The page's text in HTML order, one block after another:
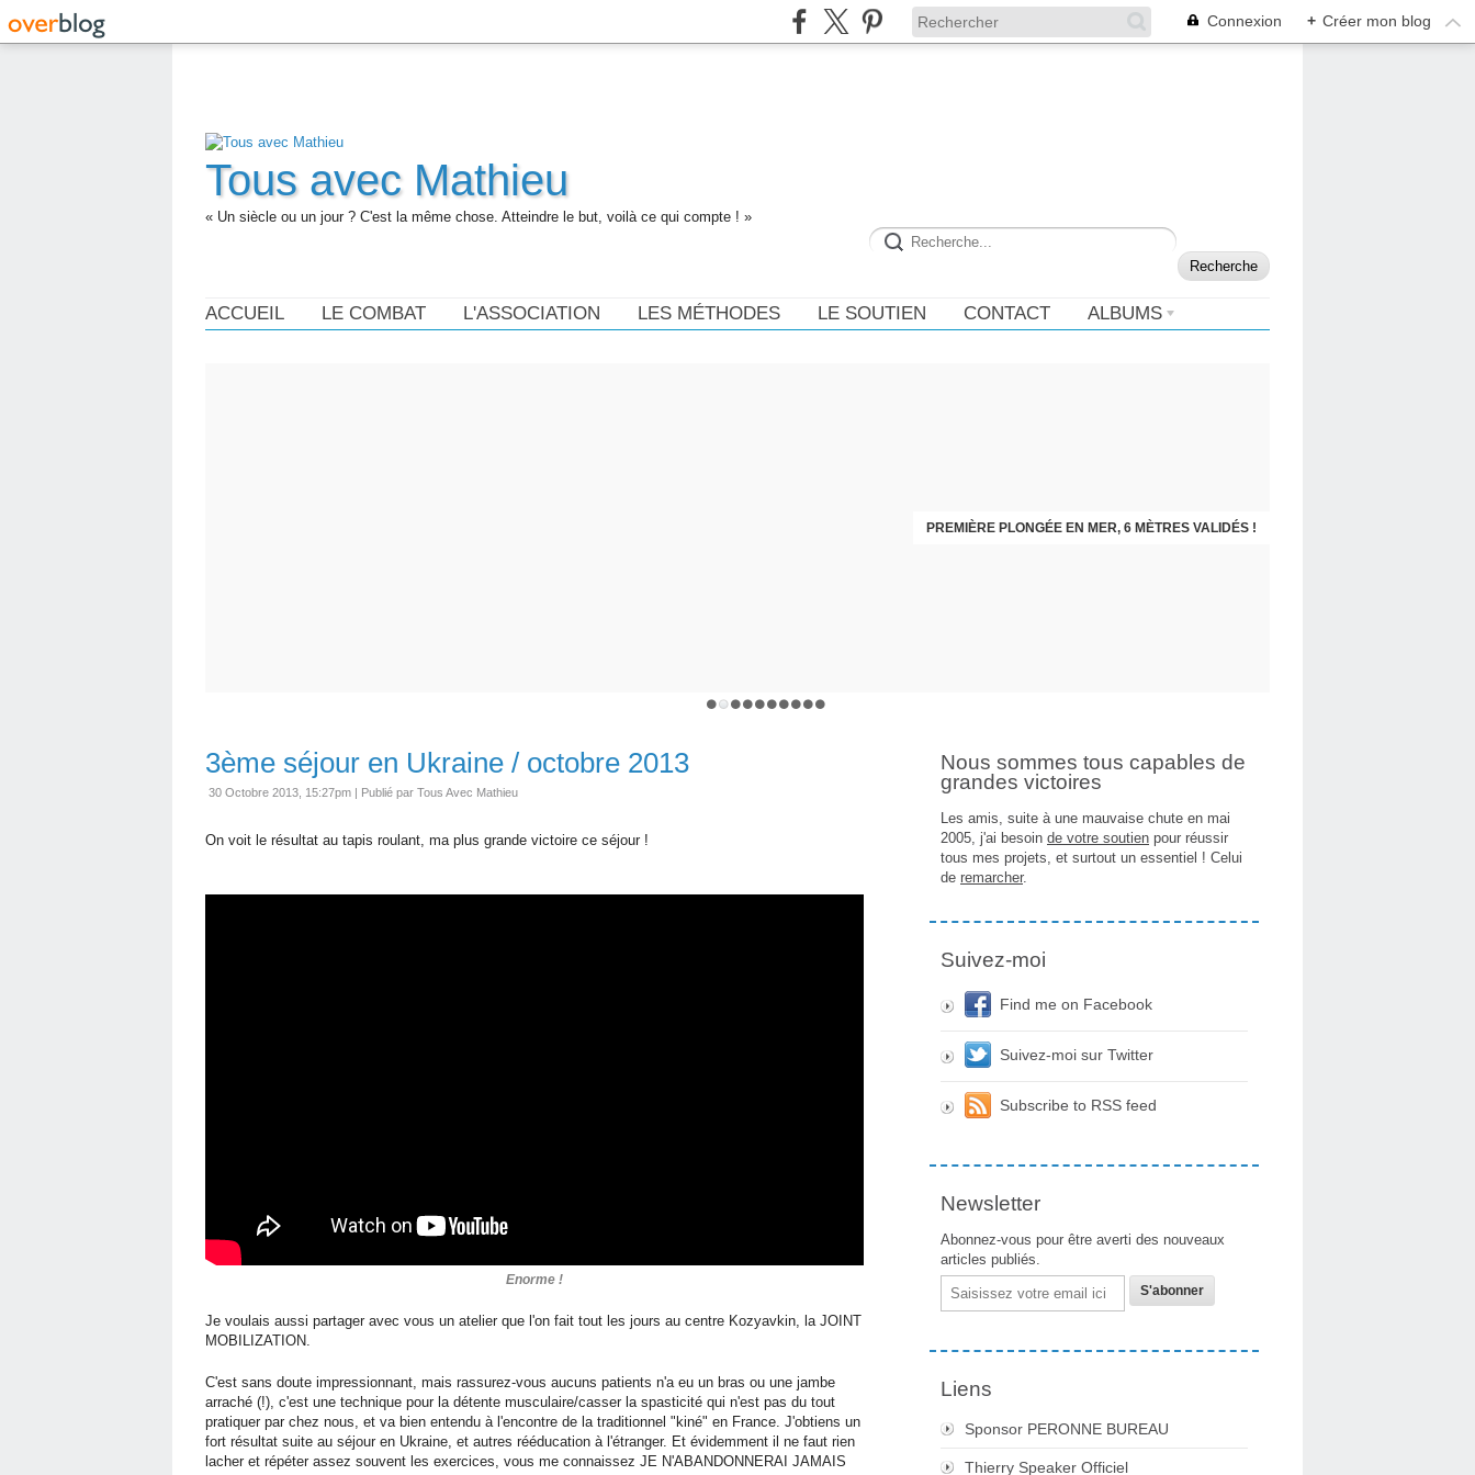
Connexion + Créer mon blog
Tous avec Mathieu
« Un siècle ou un jour ? C'est la même chose. Atteindre le but, voilà ce qui compte ! »
ACCUEIL LE COMBAT L'ASSOCIATION LES MÉTHODES LE SOUTIEN CONTACT ALBUMS
PREMIÈRE PLONGÉE EN MER, 6 MÈTRES VALIDÉS !
3ème séjour en Ukraine / octobre 2013
30 Octobre 2013, 15:27pm | Publié par Tous Avec Mathieu
On voit le résultat au tapis roulant, ma plus grande victoire ce séjour !
Enorme !
Je voulais aussi partager avec vous un atelier que l'on fait tout les jours au centre Kozyavkin, la JOINT
MOBILIZATION.
C'est sans doute impressionnant, mais rassurez-vous aucuns patients n'a eu un bras ou une jambe
arraché (!), c'est une technique pour la détente musculaire/casser la spasticité qui n'est pas du tout
pratiquer par chez nous, et va bien entendu à l'encontre de la traditionnel "kiné" en France. J'obtiens un
fort résultat suite au séjour en Ukraine, et autres rééducation à l'étranger. Et évidemment il ne faut rien
lacher et répéter assez souvent les exercices, vous me connaissez JE N'ABANDONNERAI JAMAIS
Nous sommes tous capables de
grandes victoires
Les amis, suite à une mauvaise chute en mai
2005, j'ai besoin de votre soutien pour réussir
tous mes projets, et surtout un essentiel ! Celui
de remarcher.
Suivez-moi
Find me on Facebook
Suivez-moi sur Twitter
Subscribe to RSS feed
Newsletter
Abonnez-vous pour être averti des nouveaux
articles publiés.
Liens
Sponsor PERONNE BUREAU
Thierry Speaker Officiel